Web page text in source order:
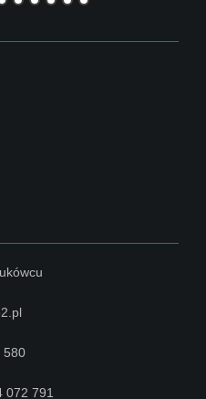
580
072 791